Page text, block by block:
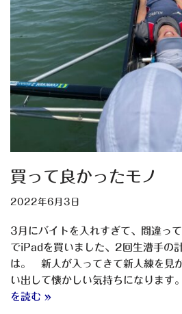
買って良かったモノ
2022年6月3日
3月にバイトを入れすぎて、間違っ
でiPadを買いました、2回生漕手の
は。 新人が入ってきて新人練を見
い出して懐かしい気持ちになります
を読む »